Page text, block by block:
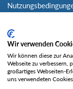
Social Media
Wir verwenden
Wir können diese zur
Webseite zu verbessern,
großartiges Webseiten-
uns verwendeten